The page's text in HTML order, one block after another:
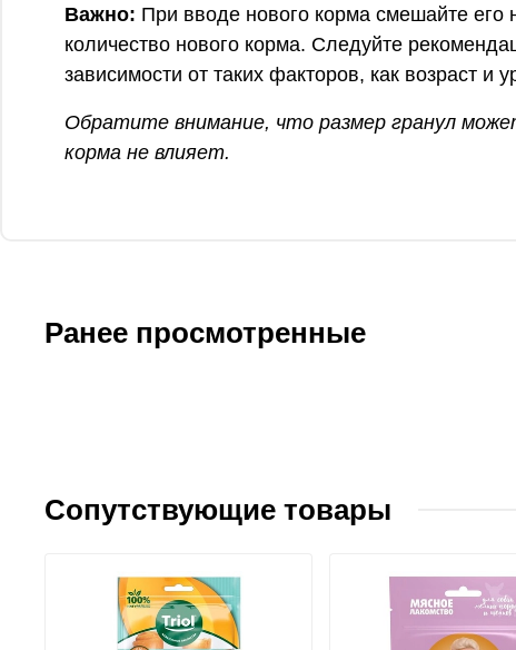
Важно: При вводе нового корма смешайте его
количество нового корма. Следуйте
зависимости от таких факторов, как возраст и
Обратите внимание, что размер гранул
корма не влияет.
Ранее просмотренные
Сопутствующие товары